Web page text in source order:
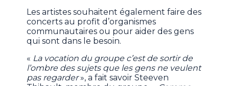
Les artistes souhaitent également faire des
concerts au profit d’organismes
communautaires ou pour aider des gens
qui sont dans le besoin.
« La vocation du groupe c’est de sortir de
l’ombre des sujets que les gens ne veulent
pas regarder», a fait savoir Steeven